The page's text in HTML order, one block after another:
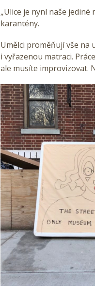
„Ulice je nyní naše
karantény.
Umělci proměňují vše na
i vyřazenou matraci.
ale musíte improvizovat.